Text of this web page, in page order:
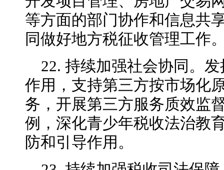
等方面的部门协作和信息共
同做好地方税征收管理工作
22. 持续加强社会协同。
作用，支持第三方按市场化
务，开展第三方服务质效监
例，深化青少年税收法治教
防和引导作用。